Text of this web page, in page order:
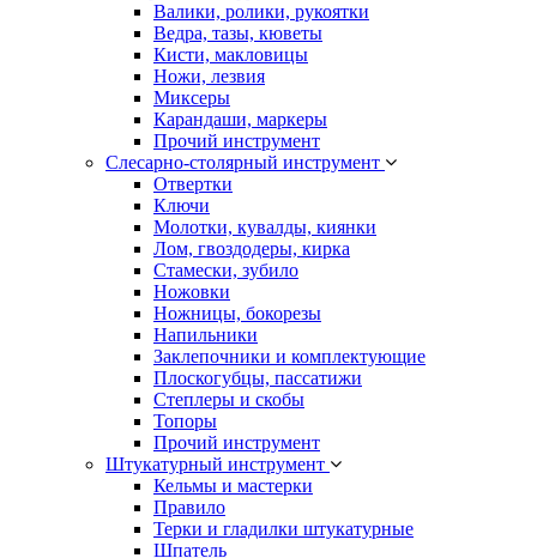
Валики, ролики, рукоятки
Ведра, тазы, кюветы
Кисти, макловицы
Ножи, лезвия
Миксеры
Карандаши, маркеры
Прочий инструмент
Слесарно-столярный инструмент
Отвертки
Ключи
Молотки, кувалды, киянки
Лом, гвоздодеры, кирка
Стамески, зубило
Ножовки
Ножницы, бокорезы
Напильники
Заклепочники и комплектующие
Плоскогубцы, пассатижи
Степлеры и скобы
Топоры
Прочий инструмент
Штукатурный инструмент
Кельмы и мастерки
Правило
Терки и гладилки штукатурные
Шпатель